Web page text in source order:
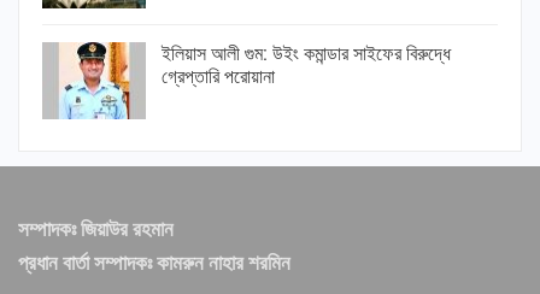
ইলিয়াস আলী গুম: উইং কমান্ডার সাইফের বিরুদ্ধে
গ্রেপ্তারি পরোয়ানা
সম্পাদকঃ জিয়াউর রহমান
প্রধান বার্তা সম্পাদকঃ কামরুন নাহার শরমিন